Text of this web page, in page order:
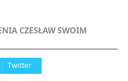
CZESŁAW SWOIM
Twitter